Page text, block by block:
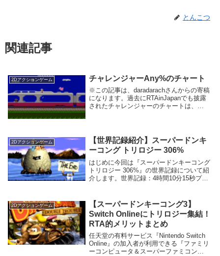
とんこつ
関連記事
2Dアクションゲーム チャレンジャーAny%のチャート
※この記事は、daradarachさんからの寄稿
になります。過去にRTAinJapanでも披露
されたチャレンジャーのチャートは、
2Dアクションゲーム
【世界記録紹介】スーパードンキ
ーコング トリロジー 306%
はじめに今回は『スーパードンキーコング
トリロジー 306%』の世界記録について紹
介します。世界記録：4時間10分15秒プレ
ジー」とは3部作を指す言葉であり、『...
2Dアクションゲーム
【スーパードンキーコング3】
Switch Onlineにトリロジー集結！
RTA的メリットまとめ
任天堂の有料サービス『Nintendo Switch
Online』の加入者が利用できる『ファミリ
ーコンピュータ＆スーパーファミコン